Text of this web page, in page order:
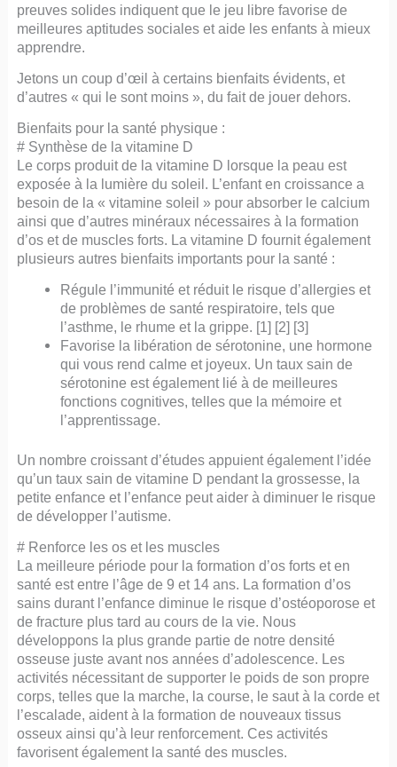
preuves solides indiquent que le jeu libre favorise de
meilleures aptitudes sociales et aide les enfants à mieux
apprendre.
Jetons un coup d’œil à certains bienfaits évidents, et
d’autres « qui le sont moins », du fait de jouer dehors.
Bienfaits pour la santé physique :
# Synthèse de la vitamine D
Le corps produit de la vitamine D lorsque la peau est
exposée à la lumière du soleil. L’enfant en croissance a
besoin de la « vitamine soleil » pour absorber le calcium
ainsi que d’autres minéraux nécessaires à la formation
d’os et de muscles forts. La vitamine D fournit également
plusieurs autres bienfaits importants pour la santé :
Régule l’immunité et réduit le risque d’allergies et
de problèmes de santé respiratoire, tels que
l’asthme, le rhume et la grippe. [1] [2] [3]
Favorise la libération de sérotonine, une hormone
qui vous rend calme et joyeux. Un taux sain de
sérotonine est également lié à de meilleures
fonctions cognitives, telles que la mémoire et
l’apprentissage.
Un nombre croissant d’études appuient également l’idée
qu’un taux sain de vitamine D pendant la grossesse, la
petite enfance et l’enfance peut aider à diminuer le risque
de développer l’autisme.
# Renforce les os et les muscles
La meilleure période pour la formation d’os forts et en
santé est entre l’âge de 9 et 14 ans. La formation d’os
sains durant l’enfance diminue le risque d’ostéoporose et
de fracture plus tard au cours de la vie. Nous
développons la plus grande partie de notre densité
osseuse juste avant nos années d’adolescence. Les
activités nécessitant de supporter le poids de son propre
corps, telles que la marche, la course, le saut à la corde et
l’escalade, aident à la formation de nouveaux tissus
osseux ainsi qu’à leur renforcement. Ces activités
favorisent également la santé des muscles.